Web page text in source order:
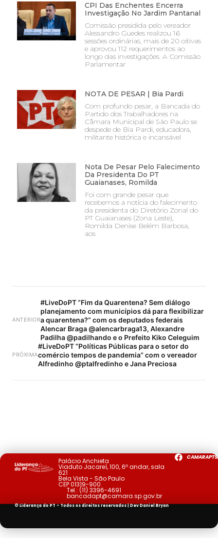
CPI Das Enchentes Encerra
Investigação No Jardim Pantanal
Comissão presidida pelo vereador
Alessandro Guedes realizou 16
sessões ordinárias, mais de 20 oitivas
e aprovou 112 requerimentos ao
longo das investigações. A Comissão
Parlamentar
NOTA DE PESAR | Bia Pardi
Com profundo pesar, a Bancada do
Partido dos Trabalhadores na
Câmara Municipal de São Paulo se
despede de Bia Pardi, educadora,
militante histórica e incansável
Nota De Pesar Pelo Falecimento
Da Presidenta Do PT
Guaianases, Romilda
Foi com grande pesar que
recebemos a notícia do falecimento
da presidenta do Diretório Zonal do
PT Guaianases (Zona Leste),
Romilda Denise Belém Barbosa,
aos
ANTERIOR
#LiveDoPT “Fim da Quarentena? Sem diálogo
planejamento com municípios dá para flexibilizar
a quarentena?” com os deputados federais
Alencar Braga @alencarbraga13, Alexandre
Padilha @padilhando e o Prefeito Kiko Celeguim
PRÓXIMA
#LiveDoPT “Políticas Públicas para o setor do
comércio tempos de pandemia” com o vereador
Alfredinho @ptalfredinho e Jana Preciosa
Palácio Anchieta
Viaduto Jacareí, 100, 6º andar, sala
621
Bela Vista - São Paulo
CEP 01319-900
Tel.: (11) 3396-4691
bancadapt@camara.sp.gov.br
© Liderança do PT - Todos os direitos reservados | DevDaniel Bryan